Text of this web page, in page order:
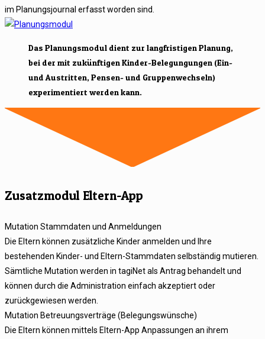
im Planungsjournal erfasst worden sind.
Das Planungsmodul dient zur langfristigen Planung,
bei der mit zukünftigen Kinder-Belegungungen (Ein-
und Austritten, Pensen- und Gruppenwechseln)
experimentiert werden kann.
Zusatzmodul Eltern-App
Mutation Stammdaten und Anmeldungen
Die Eltern können zusätzliche Kinder anmelden und Ihre
bestehenden Kinder- und Eltern-Stammdaten selbständig mutieren.
Sämtliche Mutation werden in tagiNet als Antrag behandelt und
können durch die Administration einfach akzeptiert oder
zurückgewiesen werden.
Mutation Betreuungsverträge (Belegungswünsche)
Die Eltern können mittels Eltern-App Anpassungen an ihrem